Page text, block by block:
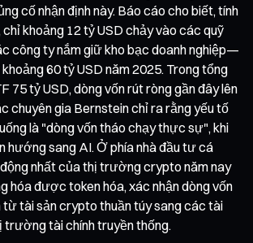
cố nhận định này. Báo cáo cho biết, tính
khoảng 12 tỷ USD chảy vào các quỹ
công ty nắm giữ kho bạc doanh nghiệp—
60 tỷ USD năm 2025. Trong tổng
75 tỷ USD, dòng vốn rút ròng gần đây lên
chuyên gia Bernstein chỉ ra rằng yếu tố
là "dòng vốn tháo chạy thực sự", khi
hướng sang AI. Ở phía nhà đầu tư cá
nhất của thị trường crypto năm nay
hóa được token hóa, xác nhận dòng vốn
từ tài sản crypto thuần túy sang các tài
trường tài chính truyền thống.